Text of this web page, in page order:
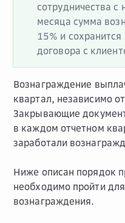
сотрудничества
месяца сумма
15% и
договора с
Вознаграждение
квартал, независимо
Закрывающие
в каждом отчетном
заработали
Ниже описан порядок
необходимо пройти
вознаграждения.